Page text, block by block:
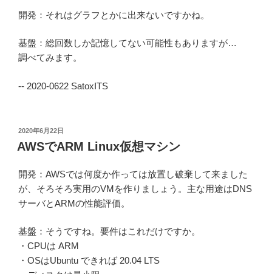
開発：それはグラフとかに出来ないですかね。
基盤：総回数しか記憶してない可能性もありますが…
調べてみます。
-- 2020-0622 SatoxITS
投
稿
日:
2020年6月22日
AWSでARM Linux仮想マシン
開発：AWSでは何度か作っては放置し破棄して来ました
が、そろそろ実用のVMを作りましょう。主な用途はDNS
サーバとARMの性能評価。
基盤：そうですね。要件はこれだけですか。
・CPUは ARM
・OSはUbuntu できれば 20.04 LTS